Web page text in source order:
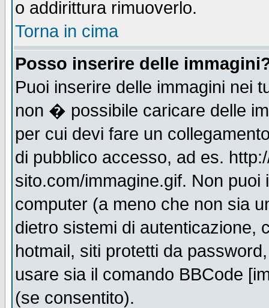
o addirittura rimuoverlo.
Torna in cima
Posso inserire delle
Puoi inserire delle immagini nei
non � possibile caricare delle
per cui devi fare un
di pubblico accesso, ad es.
sito.com/immagine.gif. Non
computer (a meno che non sia
dietro sistemi di autenticazione,
hotmail, siti protetti da
usare sia il comando BBCode
(se consentito).